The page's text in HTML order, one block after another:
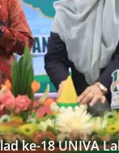
ke-18 UNIVA